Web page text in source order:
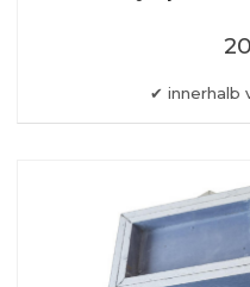
innerhalb